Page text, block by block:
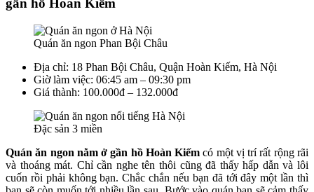
gần hồ Hoàn Kiếm
Quán ăn ngon Phan Bội Châu
Địa chỉ: 18 Phan Bội Châu, Quận Hoàn Kiếm, Hà Nội
Giờ làm việc: 06:45 am – 09:30 pm
Giá thành: 100.000đ – 132.000đ
Đặc sản 3 miền
Quán ăn ngon nằm ở gần hồ Hoàn Kiếm có một vị trí rất rộng rãi
và thoáng mát. Chỉ cần nghe tên thôi cũng đã thấy hấp dẫn và lôi
cuốn rồi phải không bạn. Chắc chắn nếu bạn đã tới đây một lần thì